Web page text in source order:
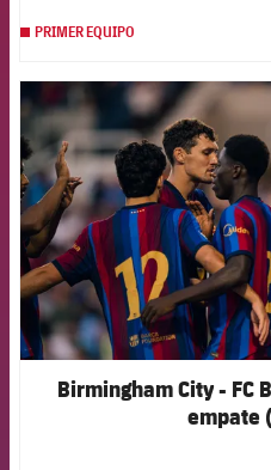
PRIMER EQUIPO
Birmingham City - FC
empate